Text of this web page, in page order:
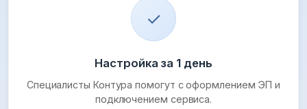
✓
Настройка за 1 день
Специалисты Контура помогут с оформлением ЭП и
подключением сервиса.